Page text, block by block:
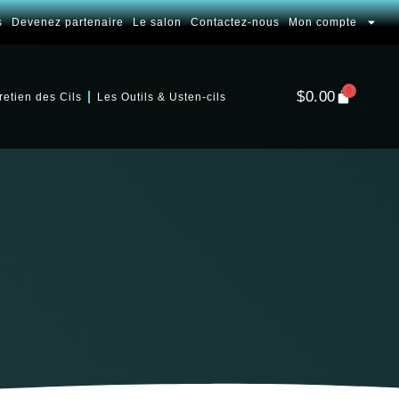
Devenez partenaire Le salon Contactez-nous Mon compte
des Cils Les Outils & Usten-cils $0.00 0